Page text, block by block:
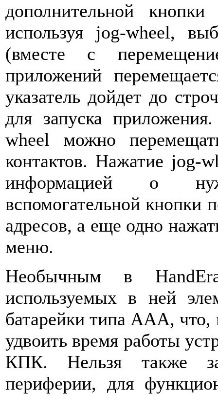
дополнительной
используя jog-wheel,
(вместе с
приложений
указатель дойдет до
для запуска
wheel можно
контактов. Нажатие jog-
информацией о
вспомогательной кнопки
адресов, а еще одно
меню.
Необычным в
используемых в ней
батарейки типа AAA,
удвоить время работы
КПК. Нельзя также
периферии, для